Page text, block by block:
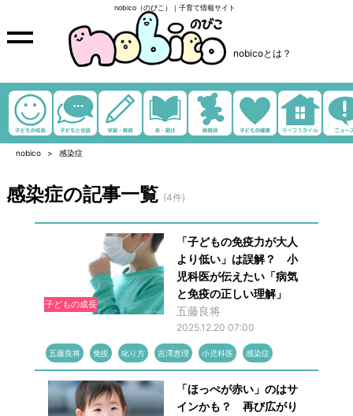
nobico（のびこ）｜子育て情報サイト
nobicoとは？
nobico 感染症
感染症の記事一覧 (4件)
子どもの成長
「子どもの免疫力が大人
より低い」は誤解？ 小
児科医が伝えたい「病気
と免疫の正しい理解」
五藤良将
2025.12.20 07:00
五藤良将 免疫 叱り方 吉澤恵理 小児科医 感染症
「ほっぺが赤い」のはサ
インかも？ 再び広がり